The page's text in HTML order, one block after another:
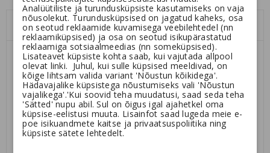
Siia juurde sobiks veel:
Analüütiliste ja turundusküpsiste kasutamiseks on vaja
nõusolekut. Turundusküpsised on jagatud kaheks, osa
on seotud reklaamide kuvamisega veebilehtedel (nn
reklaamiküpsised) ja osa on seotud isikupärastatud
reklaamiga sotsiaalmeedias (nn someküpsised).
Lisateavet küpsiste kohta saab, kui vajutada allpool
olevat linki. Juhul, kui sulle küpsised meeldivad, on
kõige lihtsam valida variant 'Nõustun kõikidega'.
Hädavajalike küpsistega nõustumiseks vali 'Nõustun
vajalikega'.'Kui soovid teha muudatusi, saad seda teha
'Sätted' nupu abil. Sul on õigus igal ajahetkel oma
küpsise-eelistusi muuta. Lisainfot saad lugeda meie e-
poe isikuandmete kaitse ja privaatsuspoliitika ning
küpsiste sätete lehtedelt.